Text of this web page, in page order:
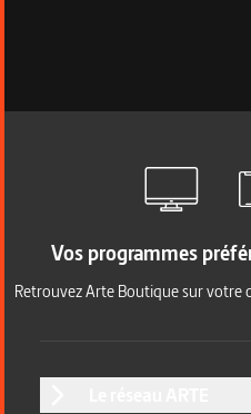
Vos programmes
Retrouvez Arte Boutique sur